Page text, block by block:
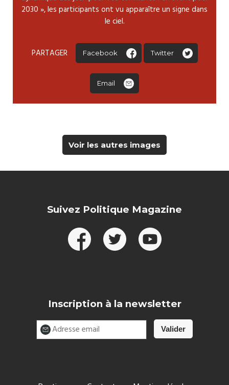
2030 », les participants ont vu apparaître un signe dans
le ciel.
PARTAGER Facebook Twitter
Email
Voir les autres images
Suivez Politique Magazine
Inscription à la newsletter